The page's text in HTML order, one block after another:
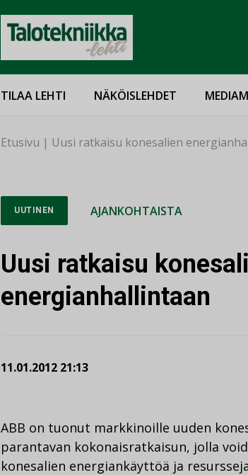
TILAA LEHTI NÄKÖISLEHDET
Etusivu | Uusi ratkaisu konesalien
UUTINEN AJANKOHTAISTA
Uusi ratkaisu
energianhallintaan
11.01.2012 21:13
ABB on tuonut markkinoille uuden
parantavan kokonaisratkaisun, jolla
konesalien energiankäyttöä ja